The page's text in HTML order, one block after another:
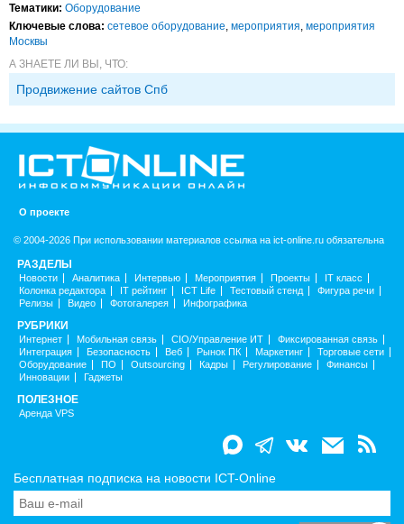
Тематики: Оборудование
Ключевые слова: сетевое оборудование мероприятия мероприятия
Москвы
А ЗНАЕТЕ ЛИ ВЫ, ЧТО:
Продвижение сайтов Спб
О проекте
© 2004-2026 При использовании материалов ссылка на ict-online.ru обязательна
РАЗДЕЛЫ
Новости Аналитика Интервью Мероприятия Проекты
IT класс
Колонка редактора
IT рейтинг ICT Life Тестовый стенд
Фигура речи
Релизы
Видео Фотогалерея Инфографика
РУБРИКИ
Интернет Мобильная связь CIO/Управление ИТ
Фиксированная связь
Интеграция
Безопасность Веб Рынок ПК Маркетинг
Торговые сети
Оборудование
ПО Outsourcing Кадры Регулирование
Финансы
Инновации
Гаджеты
ПОЛЕЗНОЕ
Аренда VPS
Бесплатная подписка на новости ICT-Online